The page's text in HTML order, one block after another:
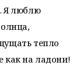
Я люблю
тепло
как на ладони!